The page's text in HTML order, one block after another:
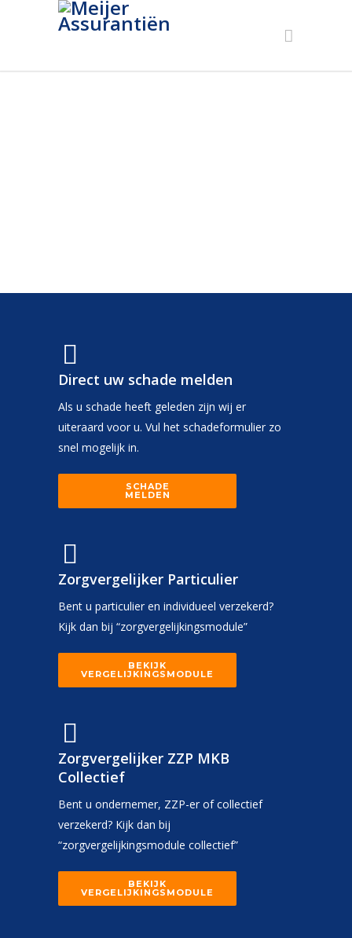
Direct uw schade melden
Als u schade heeft geleden zijn wij er
uiteraard voor u. Vul het schadeformulier zo
snel mogelijk in.
SCHADE
MELDEN
Zorgvergelijker Particulier
Bent u particulier en individueel verzekerd?
Kijk dan bij “zorgvergelijkingsmodule”
BEKIJK
VERGELIJKINGSMODULE
Zorgvergelijker ZZP MKB
Collectief
Bent u ondernemer, ZZP-er of collectief
verzekerd? Kijk dan bij
“zorgvergelijkingsmodule collectief”
BEKIJK
VERGELIJKINGSMODULE